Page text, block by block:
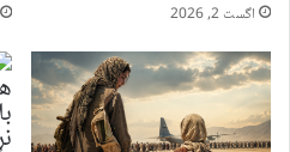
اگست 2, 2026